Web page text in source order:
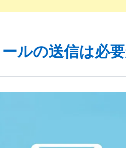
ルの送信は必